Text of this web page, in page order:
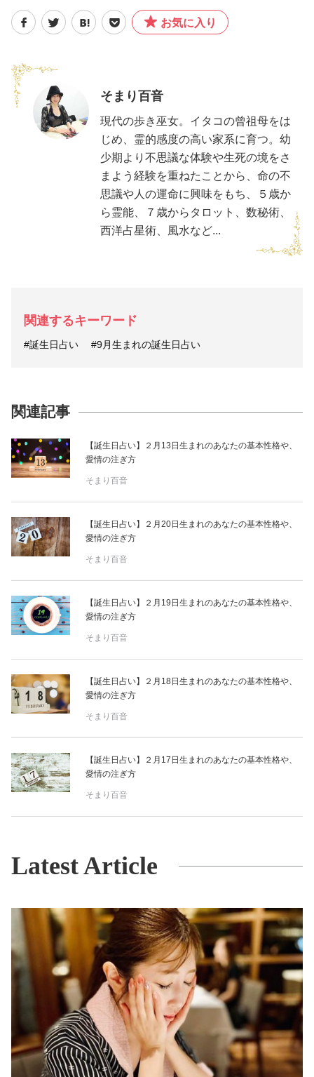
お気に入り
そまり百音
現代の歩き巫女。イタコの曾祖母をは
じめ、霊的感度の高い家系に育つ。幼
少期より不思議な体験や生死の境をさ
まよう経験を重ねたことから、命の不
思議や人の運命に興味をもち、５歳か
ら霊能、７歳からタロット、数秘術、
西洋占星術、風水など...
関連するキーワード
#誕生日占い #9月生まれの誕生日占い
関連記事
【誕生日占い】２月13日生まれのあなたの基本性格や、
愛情の注ぎ方
そまり百音
【誕生日占い】２月20日生まれのあなたの基本性格や、
愛情の注ぎ方
そまり百音
【誕生日占い】２月19日生まれのあなたの基本性格や、
愛情の注ぎ方
そまり百音
【誕生日占い】２月18日生まれのあなたの基本性格や、
愛情の注ぎ方
そまり百音
【誕生日占い】２月17日生まれのあなたの基本性格や、
愛情の注ぎ方
そまり百音
Latest Article